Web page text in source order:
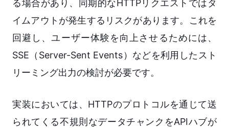
る場合があり、同期的なHTTPリクエストではタ
イムアウトが発生するリスクがあります。これを
回避し、ユーザー体験を向上させるためには、
SSE（Server-Sent Events）などを利用したスト
リーミング出力の検討が必要です。
実装においては、HTTPのプロトコルを通じて送
られてくる不規則なデータチャンクをAPIハブが